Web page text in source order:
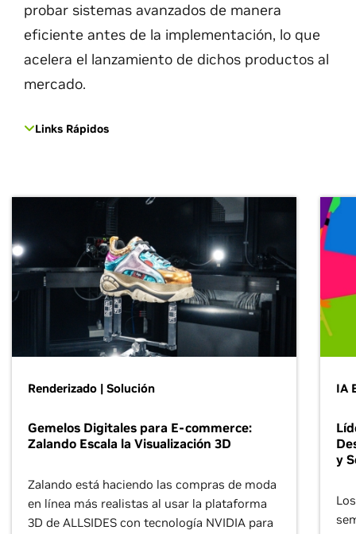
probar sistemas avanzados de manera
eficiente antes de la implementación, lo que
acelera el lanzamiento de dichos productos al
mercado.
Links Rápidos
Renderizado | Solución
Gemelos Digitales para E-commerce:
Zalando Escala la Visualización 3D
Zalando está haciendo las compras de moda
en línea más realistas al usar la plataforma
3D de ALLSIDES con tecnología NVIDIA para
IA
y